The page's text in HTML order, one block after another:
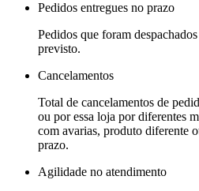
Pedidos entregues no prazo
Pedidos que foram
previsto.
Cancelamentos
Total de cancelamentos de
ou por essa loja por diferentes
com avarias, produto diferente
prazo.
Agilidade no atendimento